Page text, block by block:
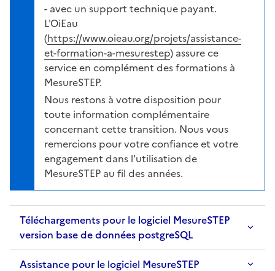
- avec un support technique payant.
L'OiEau
(https://www.oieau.org/projets/assistance-
et-formation-a-mesurestep) assure ce
service en complément des formations à
MesureSTEP.
Nous restons à votre disposition pour
toute information complémentaire
concernant cette transition. Nous vous
remercions pour votre confiance et votre
engagement dans l'utilisation de
MesureSTEP au fil des années.
Téléchargements pour le logiciel MesureSTEP
version base de données postgreSQL
Assistance pour le logiciel MesureSTEP